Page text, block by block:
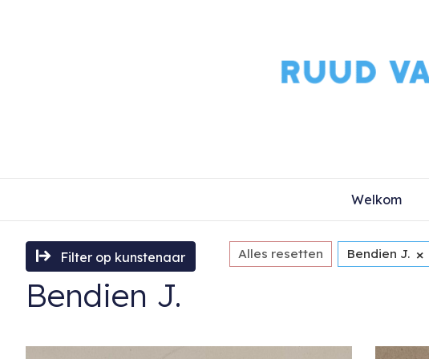
Welkom
Filter op kunstenaar Alles resetten Bendien J. ×
Bendien J.